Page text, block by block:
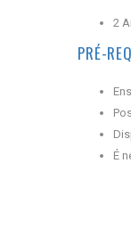
2
PRÉ-
É